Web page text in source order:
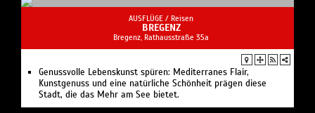
AUSFLÜGE / Reisen
BREGENZ
Bregenz, Rathausstraße 35a
Genussvolle Lebenskunst spüren: Mediterranes Flair,
Kunstgenuss und eine natürliche Schönheit prägen diese
Stadt, die das Mehr am See bietet.